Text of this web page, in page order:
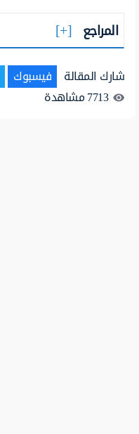
المراجع
شارك المقالة فيسبوك
7713مشاهدة